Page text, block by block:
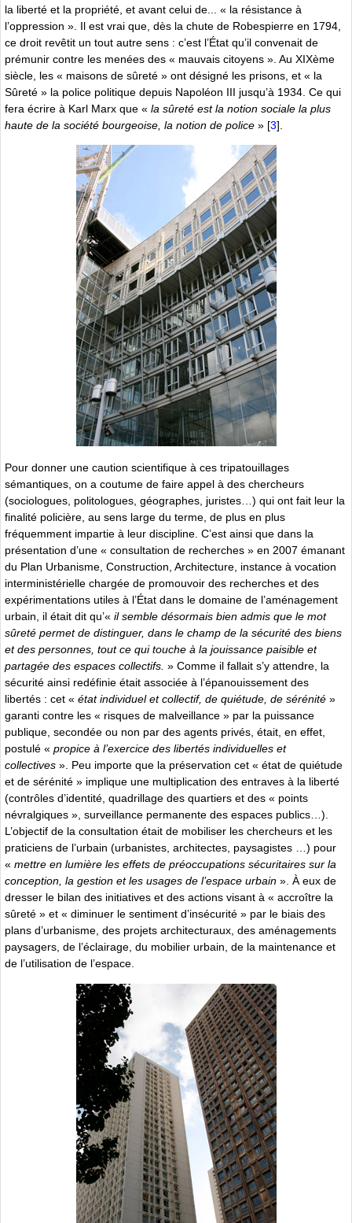
la liberté et la propriété, et avant celui de... « la résistance à
l’oppression ». Il est vrai que, dès la chute de Robespierre en 1794,
ce droit revêtit un tout autre sens : c’est l’État qu’il convenait de
prémunir contre les menées des « mauvais citoyens ». Au XIXème
siècle, les « maisons de sûreté » ont désigné les prisons, et « la
Sûreté » la police politique depuis Napoléon III jusqu’à 1934. Ce qui
fera écrire à Karl Marx que « la sûreté est la notion sociale la plus
haute de la société bourgeoise, la notion de police » [3]
Pour donner une caution scientifique à ces tripatouillages
sémantiques, on a coutume de faire appel à des chercheurs
(sociologues, politologues, géographes, juristes…) qui ont fait leur la
finalité policière, au sens large du terme, de plus en plus
fréquemment impartie à leur discipline. C’est ainsi que dans la
présentation d’une « consultation de recherches » en 2007 émanant
du Plan Urbanisme, Construction, Architecture, instance à vocation
interministérielle chargée de promouvoir des recherches et des
expérimentations utiles à l’État dans le domaine de l’aménagement
urbain, il était dit qu’« il semble désormais bien admis que le mot
sûreté permet de distinguer, dans le champ de la sécurité des biens
et des personnes, tout ce qui touche à la jouissance paisible et
partagée des espaces collectifs. » Comme il fallait s’y attendre, la
sécurité ainsi redéfinie était associée à l’épanouissement des
libertés : cet « état individuel et collectif, de quiétude, de sérénité »
garanti contre les « risques de malveillance » par la puissance
publique, secondée ou non par des agents privés, était, en effet,
postulé « propice à l’exercice des libertés individuelles et
collectives ». Peu importe que la préservation cet « état de quiétude
et de sérénité » implique une multiplication des entraves à la liberté
(contrôles d’identité, quadrillage des quartiers et des « points
névralgiques », surveillance permanente des espaces publics…).
L’objectif de la consultation était de mobiliser les chercheurs et les
praticiens de l’urbain (urbanistes, architectes, paysagistes …) pour
« mettre en lumière les effets de préoccupations sécuritaires sur la
conception, la gestion et les usages de l’espace urbain ». À eux de
dresser le bilan des initiatives et des actions visant à « accroître la
sûreté » et « diminuer le sentiment d’insécurité » par le biais des
plans d’urbanisme, des projets architecturaux, des aménagements
paysagers, de l’éclairage, du mobilier urbain, de la maintenance et
de l’utilisation de l’espace.